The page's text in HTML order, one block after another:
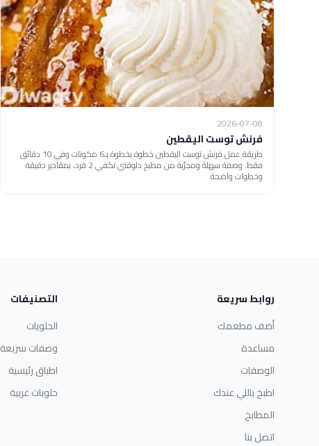
2026-07-08
فرنش توست اليقطين
طريقة عمل فرنش توست اليقطين خطوة بخطوة بـ6 مكونات وفي 10 دقائق
فقط. وصفة سهلة ومجرّبة من مطبخ دلوقتي تكفي 2 فرد، بمقادير دقيقة
وخطوات واضحة.
روابط سريعة
أضف مطعمك
مساعدة
الوصفات
اطبخ باللي عندك
المطابخ
اتصل بنا
التصنيفات
الحلويات
وصفات سريعة
اطباق رئيسية
حلويات غربية